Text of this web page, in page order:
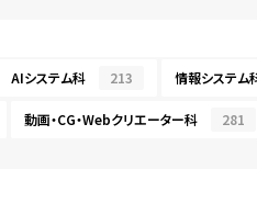
AIシステム科 213 情報システム
動画・CG・Webクリエーター科 281